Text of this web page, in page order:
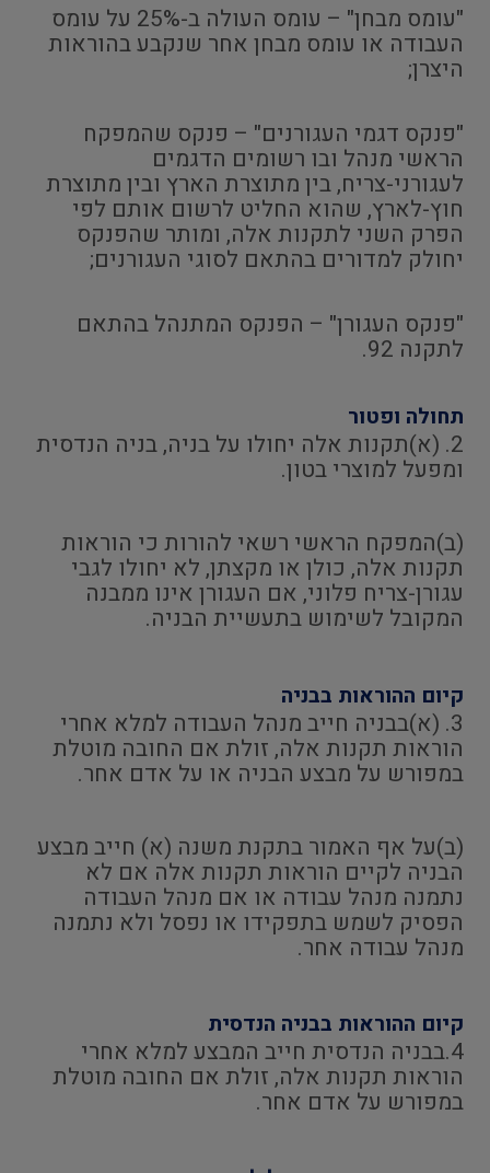
"עומס מבחן" – עומס העולה ב-25% על עומס
העבודה או עומס מבחן אחר שנקבע בהוראות
היצרן;
"פנקס דגמי העגורנים" – פנקס שהמפקח
הראשי מנהל ובו רשומים הדגמים
לעגורני-צריח, בין מתוצרת הארץ ובין מתוצרת
חוץ-לארץ, שהוא החליט לרשום אותם לפי
הפרק השני לתקנות אלה, ומותר שהפנקס
יחולק למדורים בהתאם לסוגי העגורנים;
"פנקס העגורן" – הפנקס המתנהל בהתאם
לתקנה 92.
תחולה ופטור
2. (א)תקנות אלה יחולו על בניה, בניה הנדסית
ומפעל למוצרי בטון.
(ב)המפקח הראשי רשאי להורות כי הוראות
תקנות אלה, כולן או מקצתן, לא יחולו לגבי
עגורן-צריח פלוני, אם העגורן אינו ממבנה
המקובל לשימוש בתעשיית הבניה.
קיום ההוראות בבניה
3. (א)בבניה חייב מנהל העבודה למלא אחרי
הוראות תקנות אלה, זולת אם החובה מוטלת
במפורש על מבצע הבניה או על אדם אחר.
(ב)על אף האמור בתקנת משנה (א) חייב מבצע
הבניה לקיים הוראות תקנות אלה אם לא
נתמנה מנהל עבודה או אם מנהל העבודה
הפסיק לשמש בתפקידו או נפסל ולא נתמנה
מנהל עבודה אחר.
קיום ההוראות בבניה הנדסית
4.בבניה הנדסית חייב המבצע למלא אחרי
הוראות תקנות אלה, זולת אם החובה מוטלת
במפורש על אדם אחר.